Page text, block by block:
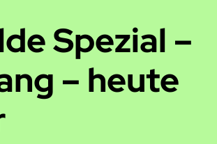
Spezial –
– heute